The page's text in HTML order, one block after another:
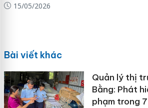
15/05/2026
Bài viết khác
Quản lý thị
Bằng: Phát
phạm trong